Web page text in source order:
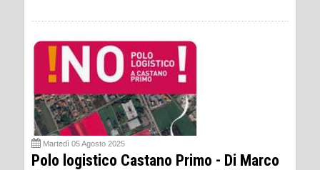
Martedì 05 Agosto 2025
Polo logistico Castano Primo - Di Marco